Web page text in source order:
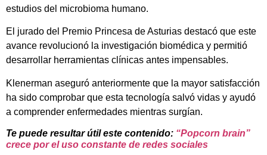
estudios del microbioma humano.
El jurado del Premio Princesa de Asturias destacó que este
avance revolucionó la investigación biomédica y permitió
desarrollar herramientas clínicas antes impensables.
Klenerman aseguró anteriormente que la mayor satisfacción
ha sido comprobar que esta tecnología salvó vidas y ayudó
a comprender enfermedades mientras surgían.
Te puede resultar útil este contenido: “Popcorn brain”
crece por el uso constante de redes sociales